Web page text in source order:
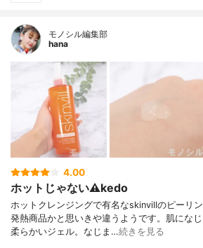
モノシル編集部
hana
4.00
ホットじゃない⚠kedo
ホットクレンジングで有名なskinvillのピーリ
発熱商品かと思いきや違うようです。肌になじ
柔らかいジェル。なじま…続きを見る